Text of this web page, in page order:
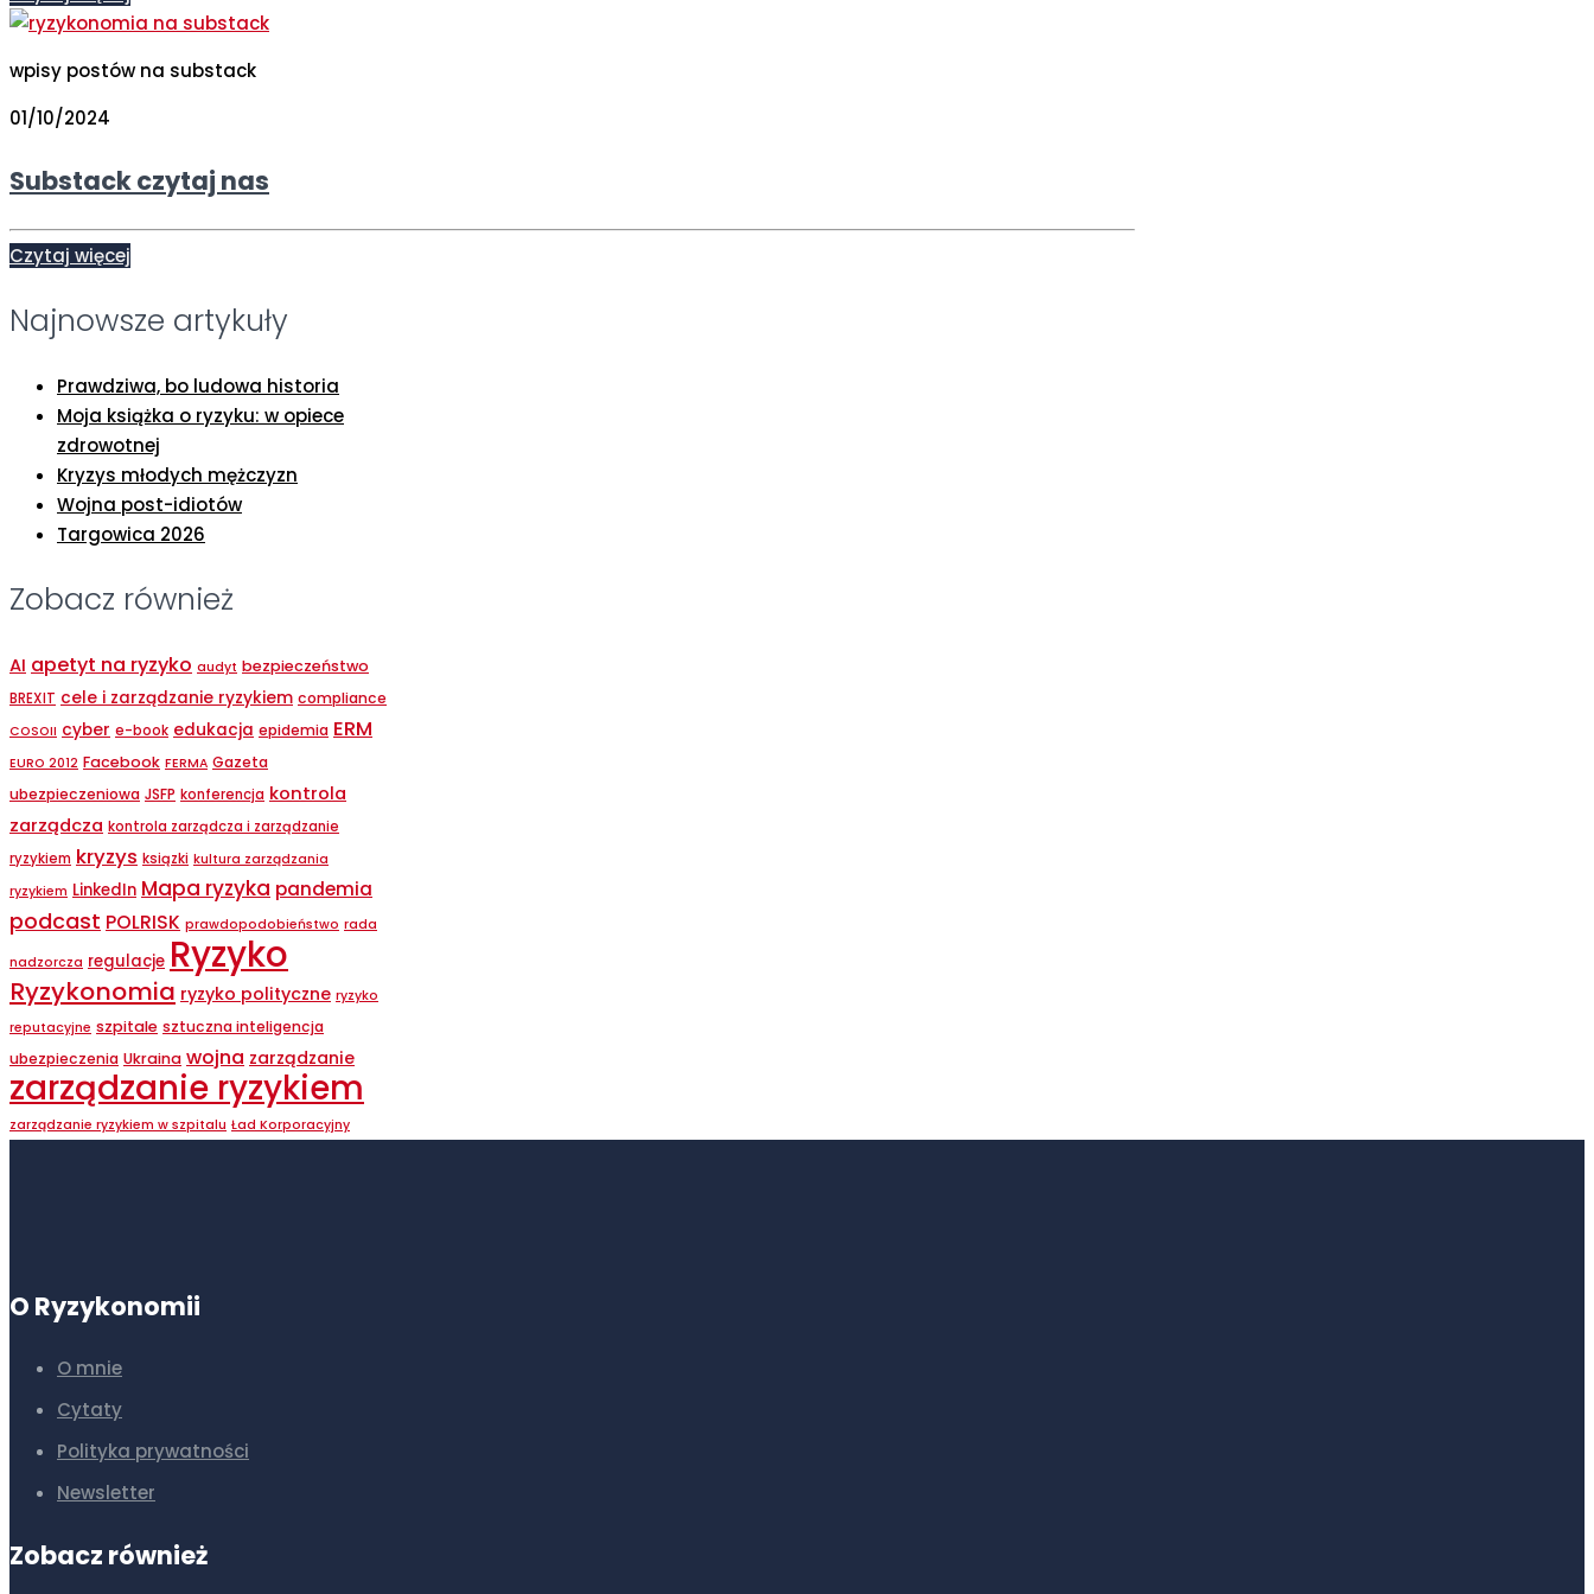
wpisy postów na substack
01/10/2024
Substack czytaj nas
Czytaj więcej
Najnowsze artykuły
Prawdziwa, bo ludowa historia
Moja książka o ryzyku: w opiece
zdrowotnej
Kryzys młodych mężczyzn
Wojna post-idiotów
Targowica 2026
Zobacz również
AI apetyt na ryzyko audyt bezpieczeństwo
BREXIT cele i zarządzanie ryzykiem compliance
COSOII cyber e-book edukacja epidemia ERM
EURO 2012 Facebook FERMA Gazeta
ubezpieczeniowa JSFP konferencja kontrola
zarządcza kontrola zarządcza i zarządzanie
ryzykiem kryzys ksiązki kultura zarządzania
ryzykiem LinkedIn Mapa ryzyka pandemia
podcast POLRISK prawdopodobieństwo rada
nadzorcza regulacje Ryzyko
Ryzykonomia ryzyko polityczne ryzyko
reputacyjne szpitale sztuczna inteligencja
ubezpieczenia Ukraina wojna zarządzanie
zarządzanie ryzykiem
zarządzanie ryzykiem w szpitalu Ład Korporacyjny
O Ryzykonomii
O mnie
Cytaty
Polityka prywatności
Newsletter
Zobacz również